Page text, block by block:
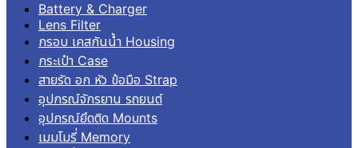
Battery & Charger
Lens Filter
กรอบ เคสกันน้ำ Housing
กระเป๋า Case
สายรัด อก หัว ข้อมือ Strap
อุปกรณ์จักรยาน รถยนต์
อุปกรณ์ยึดติด Mounts
เมมโมรี่ Memory